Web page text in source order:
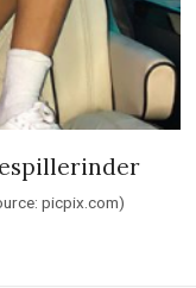
picpix.com)